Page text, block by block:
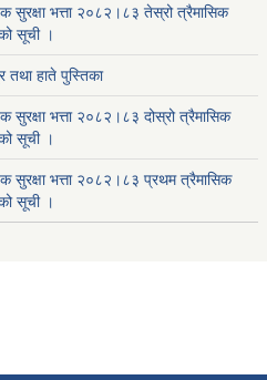
सुरक्षा भत्ता २०८२।८३ तेस्रो त्रैमासिक
सूची ।
तथा हाते पुस्तिका
सुरक्षा भत्ता २०८२।८३ दोस्रो त्रैमासिक
सूची ।
सुरक्षा भत्ता २०८२।८३ प्रथम त्रैमासिक
सूची ।